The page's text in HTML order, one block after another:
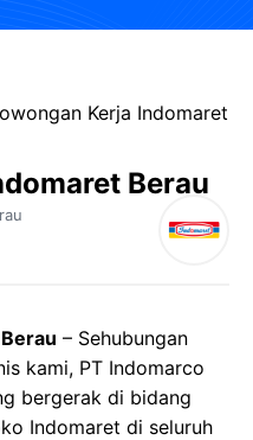
Kerja Indomaret
Berau
– Sehubungan
kami, PT Indomarco
bergerak di bidang
Indomaret di seluruh